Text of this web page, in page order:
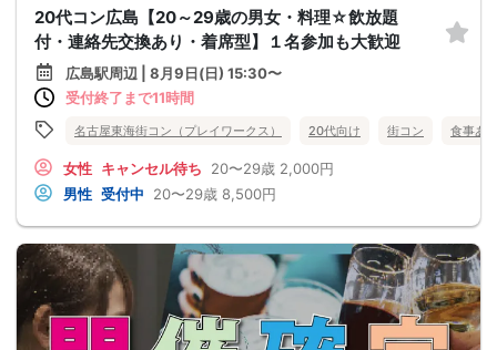
20代コン広島【20～29歳の男女・料理☆飲放題
付・連絡先交換あり・着席型】１名参加も大歓迎
広島駅周辺 | 8月9日(日) 15:30〜
受付終了まで11時間
名古屋東海街コン（プレイワークス） 20代向け 街コン 食事あ
女性 キャンセル待ち 20〜29歳 2,000円
男性 受付中 20〜29歳 8,500円